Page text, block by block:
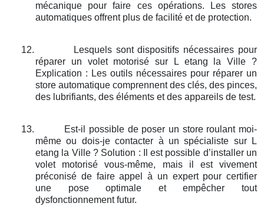
mécanique pour faire ces opérations. Les stores
automatiques offrent plus de facilité et de protection.
12.
Lesquels sont dispositifs nécessaires pour
réparer un volet motorisé sur L etang la Ville ?
Explication : Les outils nécessaires pour réparer un
store automatique comprennent des clés, des pinces,
des lubrifiants, des éléments et des appareils de test.
13.
Est-il possible de poser un store roulant moi-
même ou dois-je contacter à un spécialiste sur L
etang la Ville ? Solution : Il est possible d’installer un
volet motorisé vous-même, mais il est vivement
préconisé de faire appel à un expert pour certifier
une pose optimale et empêcher tout
dysfonctionnement futur.